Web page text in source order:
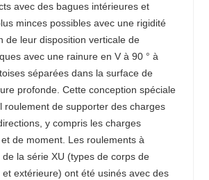
avec des bagues intérieures et
minces possibles avec une rigidité
de leur disposition verticale de
avec une rainure en V à 90 ° à
séparées dans la surface de
profonde. Cette conception spéciale
roulement de supporter des charges
y compris les charges
de moment. Les roulements à
la série XU (types de corps de
extérieure) ont été usinés avec des